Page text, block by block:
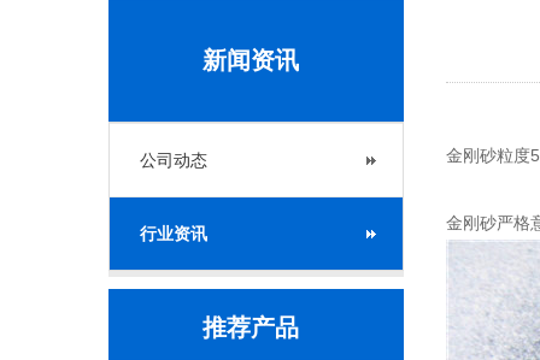
新闻资讯
公司动态
行业资讯
推荐产品
金刚砂粒度
金刚砂严格